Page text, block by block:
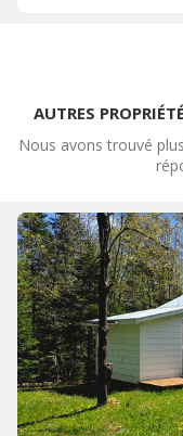
AUTRES
Nous avons trouvé